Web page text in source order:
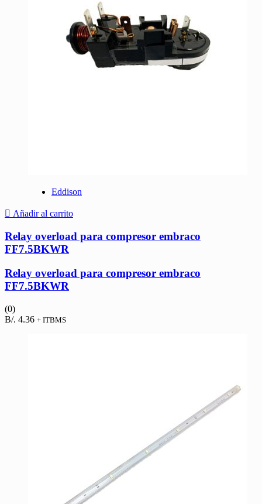
Eddison
Añadir al carrito
Relay overload para compresor embraco
FF7.5BKWR
Relay overload para compresor embraco
FF7.5BKWR
(0)
B/. 4.36 + ITBMS